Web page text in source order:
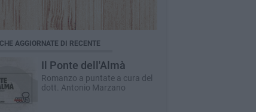
AGGIORNATE DI RECENTE
Il Ponte dell'Almà
Romanzo a puntate a cura del
dott. Antonio Marzano